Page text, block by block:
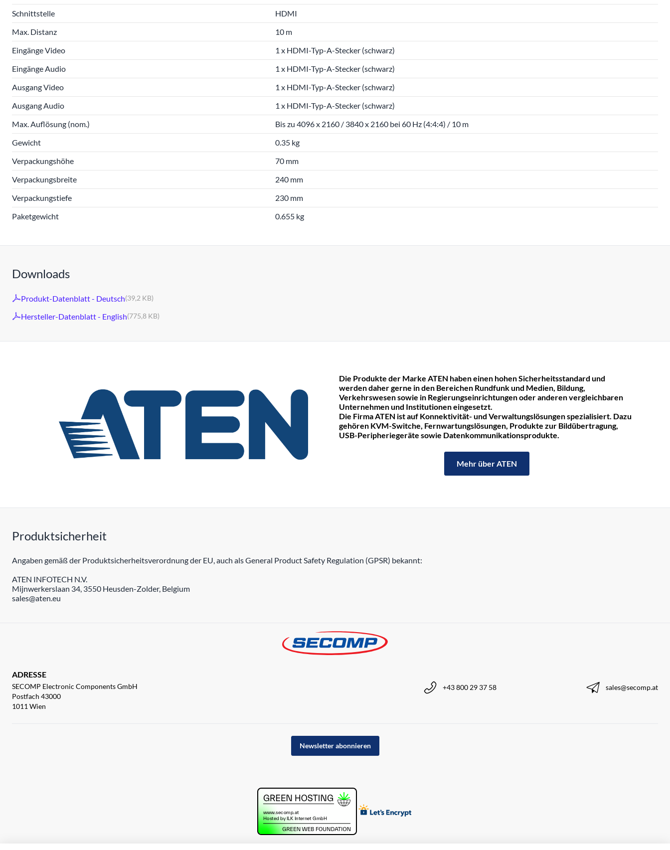
Schnittstelle
HDMI
Max. Distanz
10 m
Eingänge Video
1 x HDMI-Typ-A-Stecker (schwarz)
Eingänge Audio
1 x HDMI-Typ-A-Stecker (schwarz)
Ausgang Video
1 x HDMI-Typ-A-Stecker (schwarz)
Ausgang Audio
1 x HDMI-Typ-A-Stecker (schwarz)
Max. Auflösung (nom.)
Bis zu 4096 x 2160 / 3840 x 2160 bei 60 Hz (4:4:4) / 10 m
Gewicht
0.35 kg
Verpackungshöhe
70 mm
Verpackungsbreite
240 mm
Verpackungstiefe
230 mm
Paketgewicht
0.655 kg
Downloads
Produkt-Datenblatt - Deutsch(39,2 KB)
Hersteller-Datenblatt - English(775,8 KB)
Die Produkte der Marke ATEN haben einen hohen Sicherheitsstandard und
werden daher gerne in den Bereichen Rundfunk und Medien, Bildung,
Verkehrswesen sowie in Regierungseinrichtungen oder anderen vergleichbaren
Unternehmen und Institutionen eingesetzt.
Die Firma ATEN ist auf Konnektivität- und Verwaltungslösungen spezialisiert. Dazu
gehören KVM-Switche, Fernwartungslösungen, Produkte zur Bildübertragung,
USB-Peripheriegeräte sowie Datenkommunikationsprodukte.
Mehr über ATEN
Produktsicherheit
Angaben gemäß der Produktsicherheitsverordnung der EU, auch als General Product Safety Regulation (GPSR) bekannt:
ATEN INFOTECH N.V.
Mijnwerkerslaan 34, 3550 Heusden-Zolder, Belgium
sales@aten.eu
ADRESSE
SECOMP Electronic Components GmbH
Postfach 43000
1011 Wien
+43 800 29 37 58 sales@secomp.at
Newsletter abonnieren